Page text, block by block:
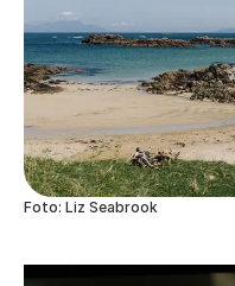
Foto: Liz Seabrook